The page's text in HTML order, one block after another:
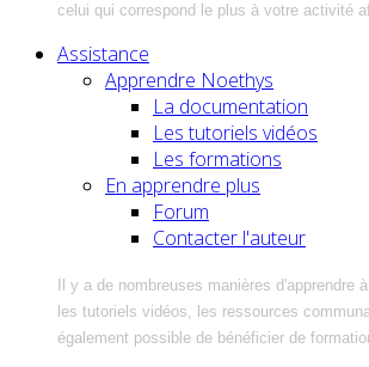
celui qui correspond le plus à votre activité
Assistance
Apprendre Noethys
La documentation
Les tutoriels vidéos
Les formations
En apprendre plus
Forum
Contacter l'auteur
Il y a de nombreuses manières
les tutoriels vidéos, les ressources
également possible de bénéficier de